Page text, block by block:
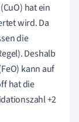
hat ein
wird. Da
die
Deshalb
kann auf
hat die
+2